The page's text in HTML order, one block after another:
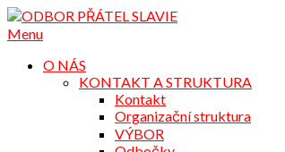
Přejdi
na
Menu
O NÁS
KONTAKT A STRUKTURA
Kontakt
Organizační struktura
VÝBOR